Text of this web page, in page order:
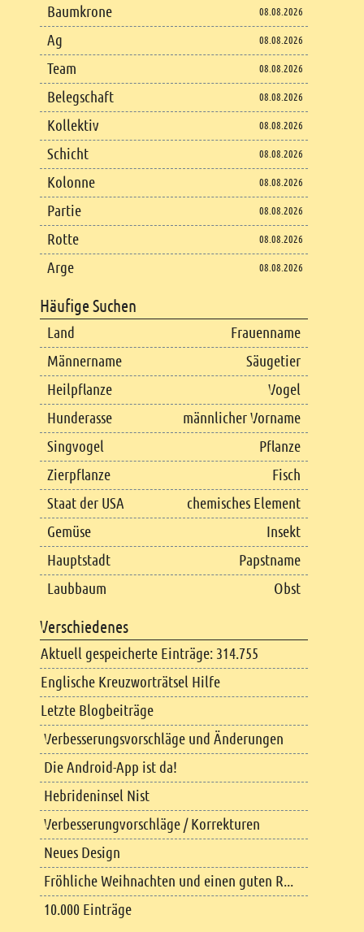
Baumkrone 08.08.2026
Ag 08.08.2026
Team 08.08.2026
Belegschaft 08.08.2026
Kollektiv 08.08.2026
Schicht 08.08.2026
Kolonne 08.08.2026
Partie 08.08.2026
Rotte 08.08.2026
Arge 08.08.2026
Häufige Suchen
Land
Frauenname
Männername
Säugetier
Heilpflanze
Vogel
Hunderasse
männlicher Vorname
Singvogel
Pflanze
Zierpflanze
Fisch
Staat der USA
chemisches Element
Gemüse
Insekt
Hauptstadt
Papstname
Laubbaum
Obst
Verschiedenes
Aktuell gespeicherte Einträge: 314.755
Englische Kreuzworträtsel Hilfe
Letzte Blogbeiträge
Verbesserungsvorschläge und Änderungen
Die Android-App ist da!
Hebrideninsel Nist
Verbesserungvorschläge / Korrekturen
Neues Design
Fröhliche Weihnachten und einen guten R...
10.000 Einträge